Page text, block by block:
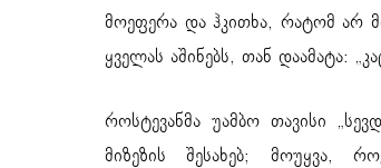
მოეფერა და ჰკითხა, რატომ არ
ყველას აშინებს, თან დაამატა:
როსტევანმა უამბო თავისი
მიზეზის შესახებ; მოუყვა,